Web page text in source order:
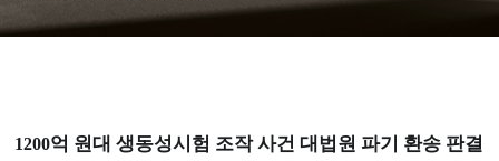
1200억 원대 생동성시험 조작 사건 대법원 파기 환송 판결